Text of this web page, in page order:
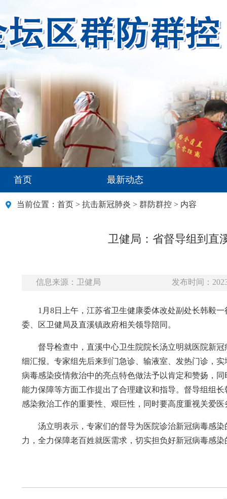
首页 最新动态
当前位置： 首页 > 抗击新冠肺炎 > 群防群控 > 内容
卫健局：省督导组到直
信息来源：卫健局 发布时间：
1月8日上午，江苏省卫生健康委体改处副处长韩毅
委、区卫健局及直溪镇政府相关领导陪同。
督导检查中，直溪中心卫生院院长汤立明就医院新
细汇报。专家组先后来到门急诊、输液室、发热门诊，
病毒感染疫情救治中的亮点特色做法予以肯定和赞扬，
能力保障等方面工作提出了合理建议和指导。督导组组
感染救治工作的重要性、艰巨性，同时要高度重视关爱
汤立明表示，专家们的督导为医院诊治新冠病毒感
力，全力保障老百姓就医需求，切实担负好新冠病毒感